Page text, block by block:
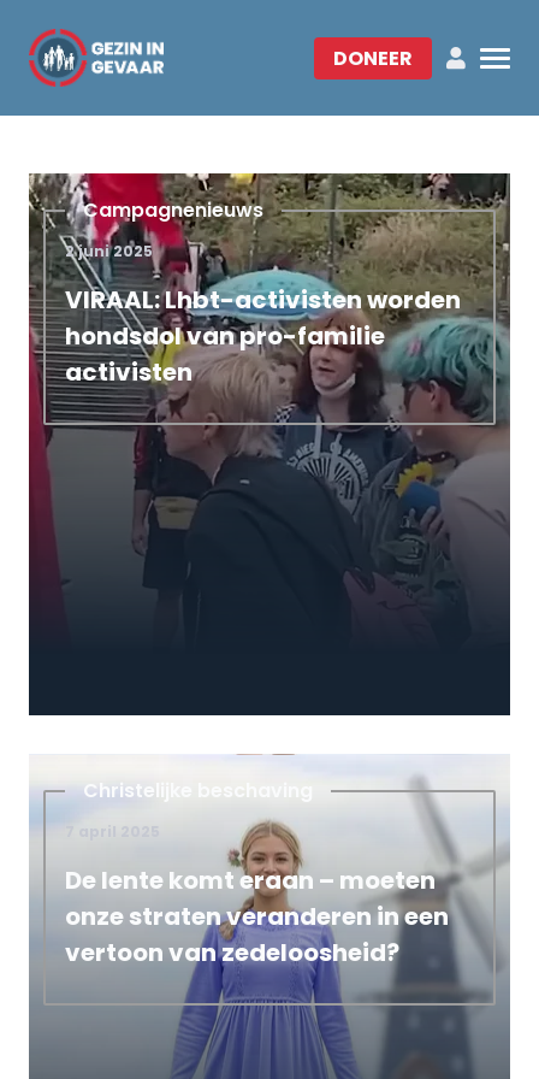
DONEER
Campagnenieuws
2 juni 2025
VIRAAL: Lhbt-activisten worden
hondsdol van pro-familie
activisten
Christelijke beschaving
De lente komt eraan – moeten
onze straten veranderen in een
vertoon van zedeloosheid?